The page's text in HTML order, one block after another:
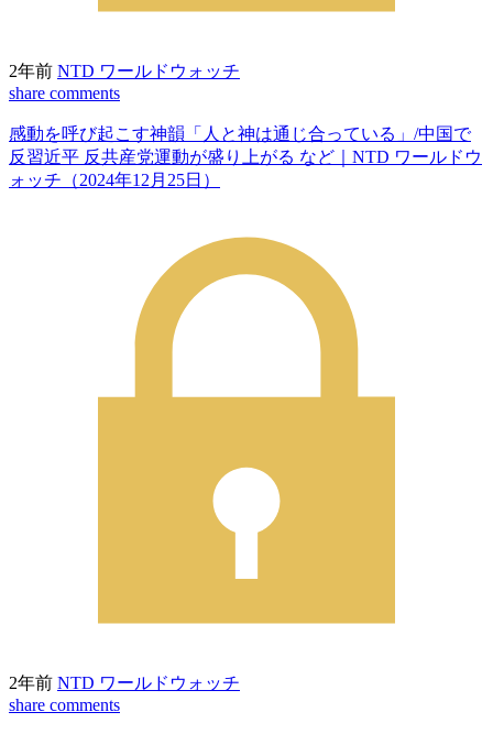
2年前 NTD ワールドウォッチ
share comments
感動を呼び起こす神韻「人と神は通じ合っている」/中国で
反習近平 反共産党運動が盛り上がる など｜NTD ワールドウ
ォッチ（2024年12月25日）
2年前 NTD ワールドウォッチ
share comments